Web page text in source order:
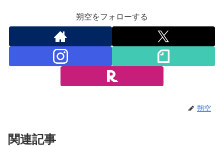
朔空をフォローする
朔空
関連記事